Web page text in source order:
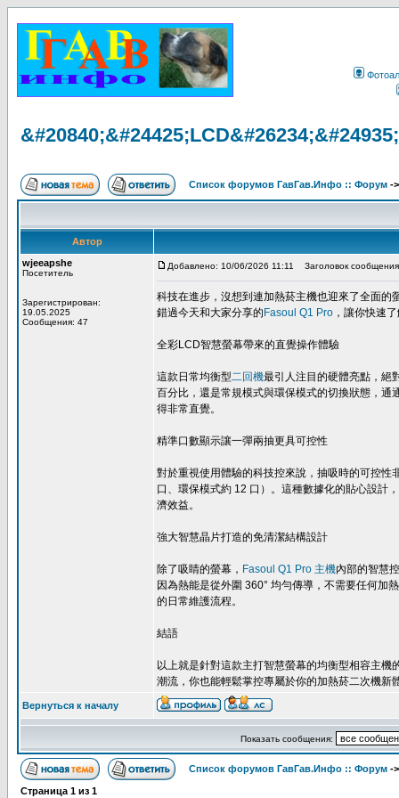
Список форумов ГавГав.Инфо :: Форум -
Автор
wjeeapshe
Посетитель
Зарегистрирован:
19.05.2025
Сообщения: 47
Добавлено: 10/06/2026 11:11 Заголовок
科技在進步，沒想到連加熱菸主機也迎來了全面
錯過今天和大家分享的 Fasoul Q1 Pro ，讓你快速
全彩LCD智慧螢幕帶來的直覺操作體驗
這款日常均衡型二回機最引人注目的硬體亮點，絕
百分比，還是常規模式與環保模式的切換狀態，
得非常直覺。
精準口數顯示讓一彈兩抽更具可控性
對於重視使用體驗的科技控來說，抽吸時的可控性
口、環保模式約 12 口）。這種數據化的貼心設計
濟效益。
強大智慧晶片打造的免清潔結構設計
除了吸睛的螢幕， Fasoul Q1 Pro 主機內部的智慧
因為熱能是從外圍 360° 均勻傳導，不需要任何加
的日常維護流程。
結語
以上就是針對這款主打智慧螢幕的均衡型相容主
潮流，你也能輕鬆掌控專屬於你的加熱菸二次機新
Вернуться к началу
Показать сообщения:
Список форумов ГавГав.Инфо :: Форум -
Страница 1 из 1